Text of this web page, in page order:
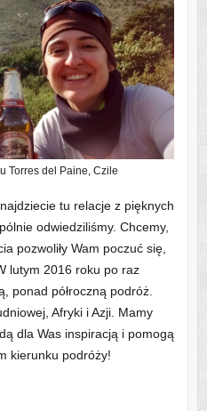
Torres del Paine, Czile
tu relacje z pięknych
odwiedziliśmy. Chcemy,
pozwoliły Wam poczuć się,
lutym 2016 roku po raz
ponad półroczną podróż.
Afryki i Azji. Mamy
dla Was inspiracją i pomogą
kierunku podróży!